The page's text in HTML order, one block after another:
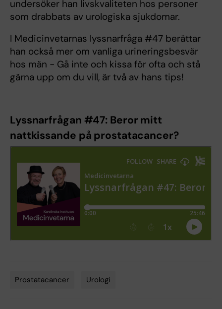
undersöker han livskvaliteten hos personer
som drabbats av urologiska sjukdomar.
I Medicinvetarnas lyssnarfråga #47 berättar
han också mer om vanliga urineringsbesvär
hos män - Gå inte och kissa för ofta och stå
gärna upp om du vill, är två av hans tips!
Lyssnarfrågan #47: Beror mitt
nattkissande på prostatacancer?
Prostatacancer Urologi